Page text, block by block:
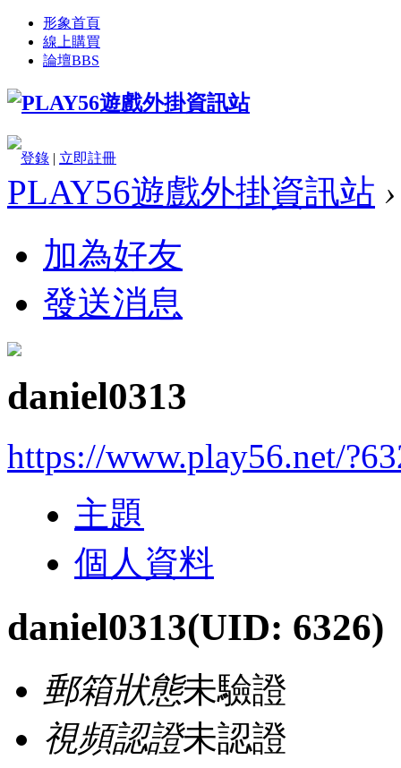
形象首頁
線上購買
論壇BBS
登錄 | 立即註冊
PLAY56遊戲外掛資訊站 ›
加為好友
發送消息
daniel0313
https://www.play56.net/
主題
個人資料
daniel0313(UID: 6326)
郵箱狀態未驗證
視頻認證未認證